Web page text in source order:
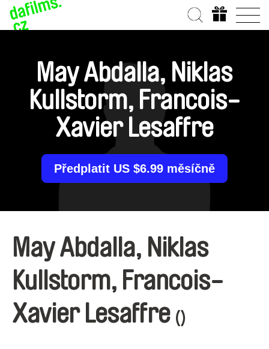
May Abdalla, Niklas
Kullstorm, Francois-
Xavier Lesaffre
Předplatit US $6.99 měsíčně
May Abdalla, Niklas
Kullstorm, Francois-
Xavier Lesaffre ()